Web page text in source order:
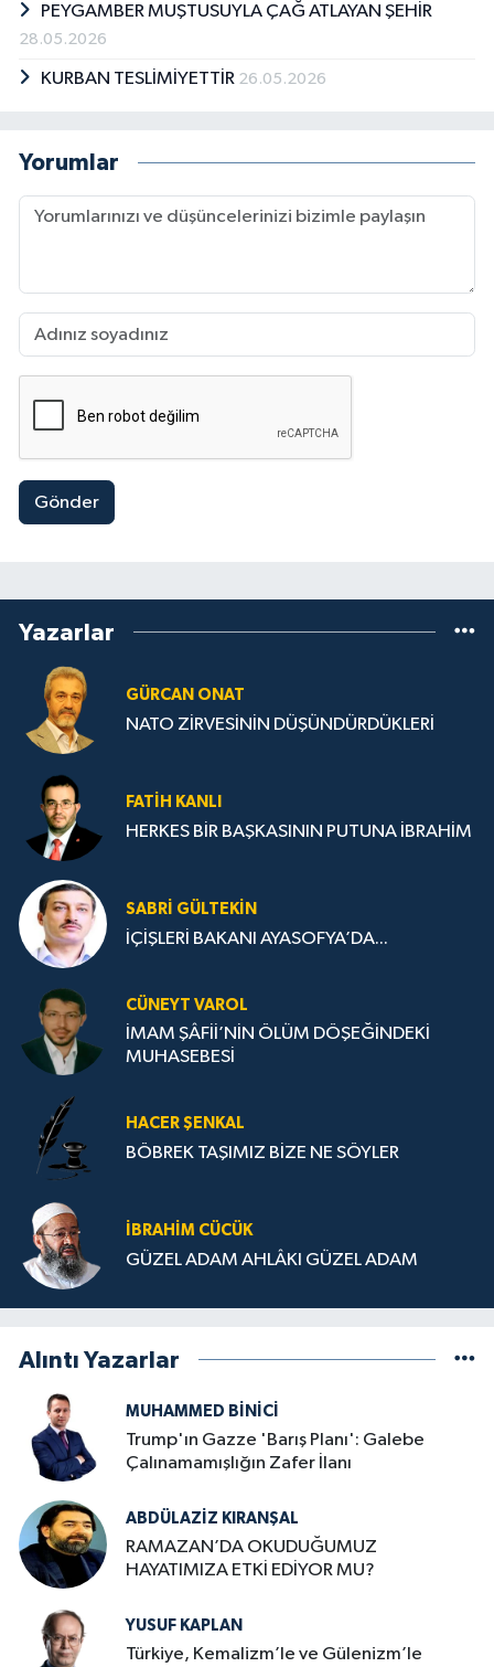
PEYGAMBER MUŞTUSUYLA ÇAĞ ATLAYAN ŞEHİR
28.05.2026
KURBAN TESLİMİYETTİR 26.05.2026
Yorumlar
Gönder
Yazarlar
GÜRCAN ONAT
NATO ZİRVESİNİN DÜŞÜNDÜRDÜKLERİ
FATIH KANLI
HERKES BİR BAŞKASININ PUTUNA İBRAHİM
SABRI GÜLTEKIN
İÇİŞLERİ BAKANI AYASOFYA’DA...
CÜNEYT VAROL
İMAM ŞÂFİİ’NİN ÖLÜM DÖŞEĞİNDEKİ
MUHASEBESİ
HACER ŞENKAL
BÖBREK TAŞIMIZ BİZE NE SÖYLER
İBRAHIM CÜCÜK
GÜZEL ADAM AHLÂKI GÜZEL ADAM
Alıntı Yazarlar
MUHAMMED BINICI
Trump'ın Gazze 'Barış Planı': Galebe
Çalınamamışlığın Zafer İlanı
ABDÜLAZIZ KIRANŞAL
RAMAZAN’DA OKUDUĞUMUZ
HAYATIMIZA ETKİ EDİYOR MU?
YUSUF KAPLAN
Türkiye, Kemalizm’le ve Gülenizm’le